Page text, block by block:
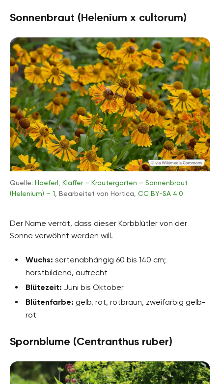
Sonnenbraut (Helenium x cultorum)
Quelle: Haeferl, Klaffer – Kräutergarten – Sonnenbraut
(Helenium) – 1, Bearbeitet von Hortica, CC BY-SA 4.0
Der Name verrät, dass dieser Korbblütler von der
Sonne verwöhnt werden will.
Wuchs: sortenabhängig 60 bis 140 cm;
horstbildend, aufrecht
Blütezeit: Juni bis Oktober
Blütenfarbe: gelb, rot, rotbraun, zweifarbig gelb-
rot
Spornblume (Centranthus ruber)